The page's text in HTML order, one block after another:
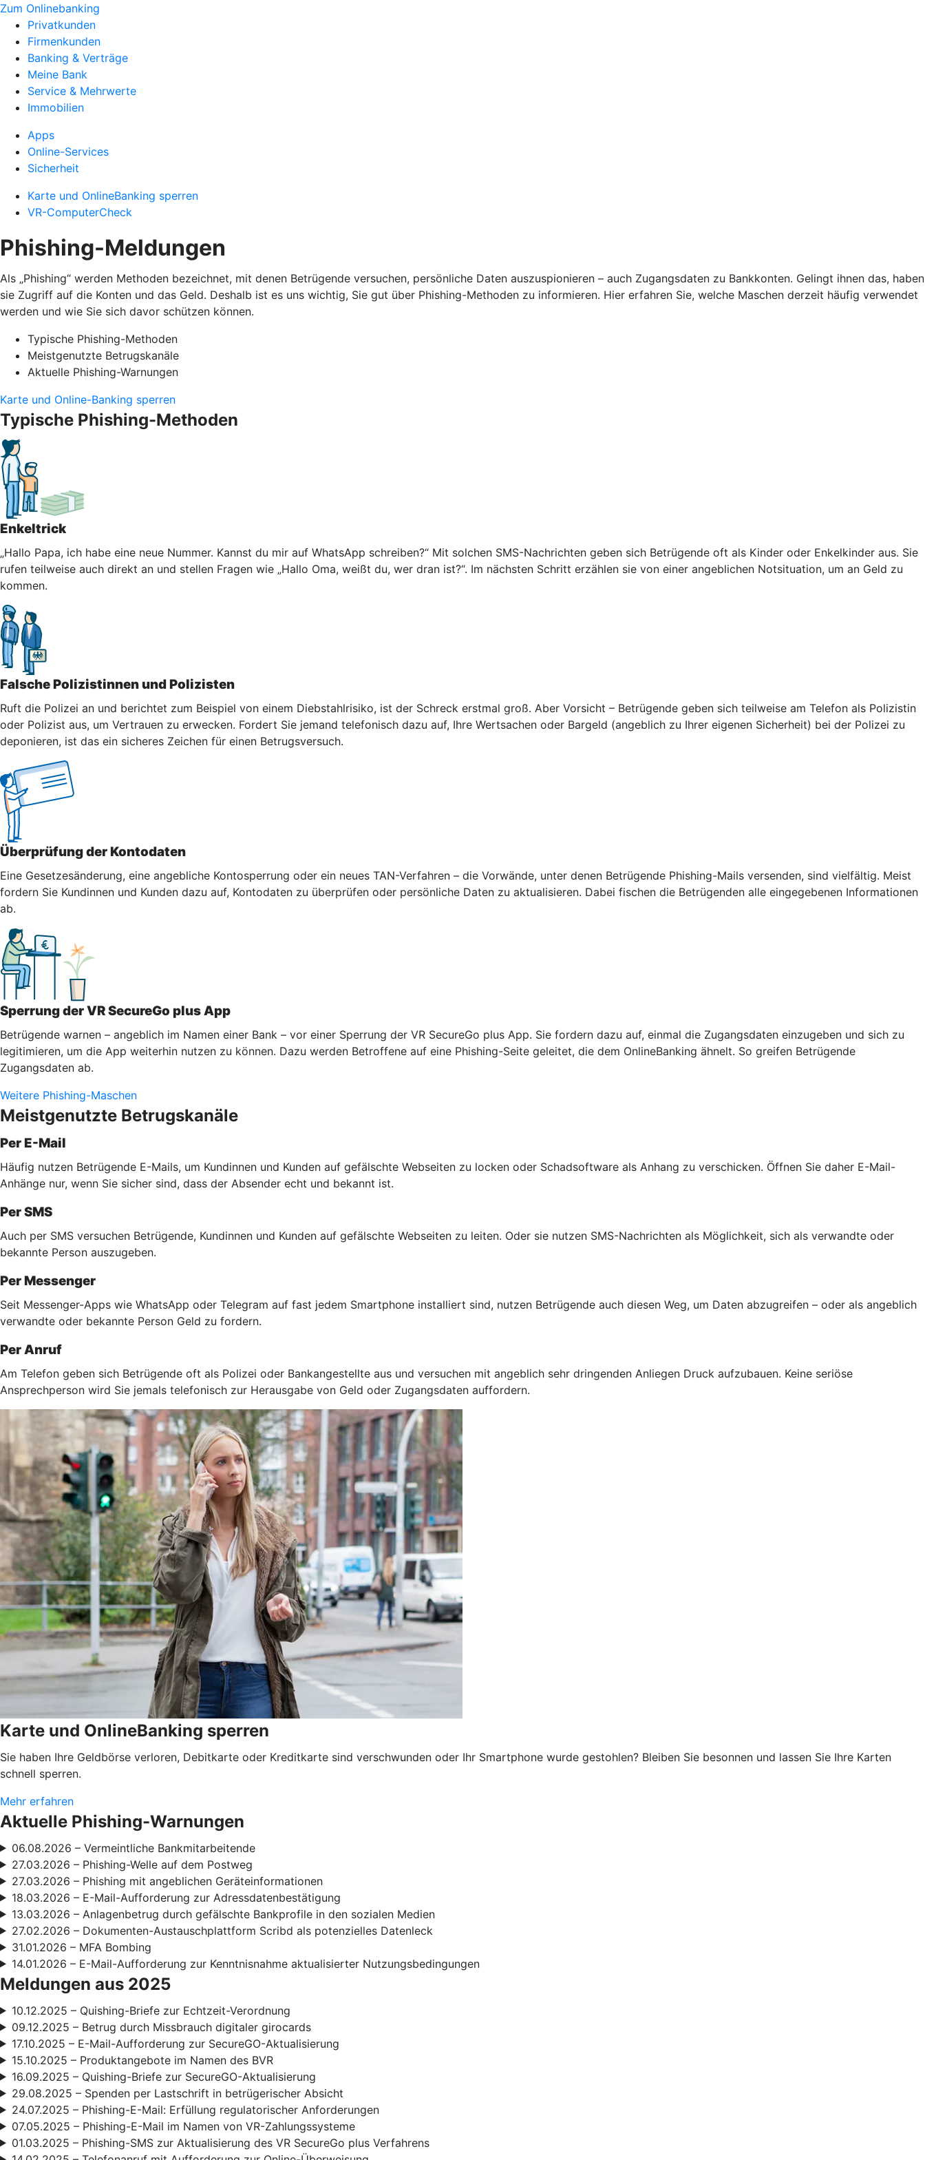
Zum Onlinebanking
Privatkunden
Firmenkunden
Banking & Verträge
Meine Bank
Service & Mehrwerte
Immobilien
Apps
Online-Services
Sicherheit
Karte und OnlineBanking sperren
VR-ComputerCheck
Phishing-Meldungen
Als „Phishing“ werden Methoden bezeichnet, mit denen Betrügende versuchen, persönliche Daten auszuspionieren – auch Zugangsdaten zu Bankkonten. Gelingt ihnen das, haben
sie Zugriff auf die Konten und das Geld. Deshalb ist es uns wichtig, Sie gut über Phishing-Methoden zu informieren. Hier erfahren Sie, welche Maschen derzeit häufig verwendet
werden und wie Sie sich davor schützen können.
Typische Phishing-Methoden
Meistgenutzte Betrugskanäle
Aktuelle Phishing-Warnungen
Karte und Online-Banking sperren
Typische Phishing-Methoden
Enkeltrick
„Hallo Papa, ich habe eine neue Nummer. Kannst du mir auf WhatsApp schreiben?“ Mit solchen SMS-Nachrichten geben sich Betrügende oft als Kinder oder Enkelkinder aus. Sie
rufen teilweise auch direkt an und stellen Fragen wie „Hallo Oma, weißt du, wer dran ist?“. Im nächsten Schritt erzählen sie von einer angeblichen Notsituation, um an Geld zu
kommen.
Falsche Polizistinnen und Polizisten
Ruft die Polizei an und berichtet zum Beispiel von einem Diebstahlrisiko, ist der Schreck erstmal groß. Aber Vorsicht – Betrügende geben sich teilweise am Telefon als Polizistin
oder Polizist aus, um Vertrauen zu erwecken. Fordert Sie jemand telefonisch dazu auf, Ihre Wertsachen oder Bargeld (angeblich zu Ihrer eigenen Sicherheit) bei der Polizei zu
deponieren, ist das ein sicheres Zeichen für einen Betrugsversuch.
Überprüfung der Kontodaten
Eine Gesetzesänderung, eine angebliche Kontosperrung oder ein neues TAN-Verfahren – die Vorwände, unter denen Betrügende Phishing-Mails versenden, sind vielfältig. Meist
fordern Sie Kundinnen und Kunden dazu auf, Kontodaten zu überprüfen oder persönliche Daten zu aktualisieren. Dabei fischen die Betrügenden alle eingegebenen Informationen
ab.
Sperrung der VR SecureGo plus App
Betrügende warnen – angeblich im Namen einer Bank – vor einer Sperrung der VR SecureGo plus App. Sie fordern dazu auf, einmal die Zugangsdaten einzugeben und sich zu
legitimieren, um die App weiterhin nutzen zu können. Dazu werden Betroffene auf eine Phishing-Seite geleitet, die dem OnlineBanking ähnelt. So greifen Betrügende
Zugangsdaten ab.
Weitere Phishing-Maschen
Meistgenutzte Betrugskanäle
Per E-Mail
Häufig nutzen Betrügende E-Mails, um Kundinnen und Kunden auf gefälschte Webseiten zu locken oder Schadsoftware als Anhang zu verschicken. Öffnen Sie daher E-Mail-
Anhänge nur, wenn Sie sicher sind, dass der Absender echt und bekannt ist.
Per SMS
Auch per SMS versuchen Betrügende, Kundinnen und Kunden auf gefälschte Webseiten zu leiten. Oder sie nutzen SMS-Nachrichten als Möglichkeit, sich als verwandte oder
bekannte Person auszugeben.
Per Messenger
Seit Messenger-Apps wie WhatsApp oder Telegram auf fast jedem Smartphone installiert sind, nutzen Betrügende auch diesen Weg, um Daten abzugreifen – oder als angeblich
verwandte oder bekannte Person Geld zu fordern.
Per Anruf
Am Telefon geben sich Betrügende oft als Polizei oder Bankangestellte aus und versuchen mit angeblich sehr dringenden Anliegen Druck aufzubauen. Keine seriöse
Ansprechperson wird Sie jemals telefonisch zur Herausgabe von Geld oder Zugangsdaten auffordern.
Karte und OnlineBanking sperren
Sie haben Ihre Geldbörse verloren, Debitkarte oder Kreditkarte sind verschwunden oder Ihr Smartphone wurde gestohlen? Bleiben Sie besonnen und lassen Sie Ihre Karten
schnell sperren.
Mehr erfahren
Aktuelle Phishing-Warnungen
06.08.2026 – Vermeintliche Bankmitarbeitende
27.03.2026 – Phishing-Welle auf dem Postweg
27.03.2026 – Phishing mit angeblichen Geräteinformationen
18.03.2026 – E-Mail-Aufforderung zur Adressdatenbestätigung
13.03.2026 – Anlagenbetrug durch gefälschte Bankprofile in den sozialen Medien
27.02.2026 – Dokumenten-Austauschplattform Scribd als potenzielles Datenleck
31.01.2026 – MFA Bombing
14.01.2026 – E-Mail-Aufforderung zur Kenntnisnahme aktualisierter Nutzungsbedingungen
Meldungen aus 2025
10.12.2025 – Quishing-Briefe zur Echtzeit-Verordnung
09.12.2025 – Betrug durch Missbrauch digitaler girocards
17.10.2025 – E-Mail-Aufforderung zur SecureGO-Aktualisierung
15.10.2025 – Produktangebote im Namen des BVR
16.09.2025 – Quishing-Briefe zur SecureGO-Aktualisierung
29.08.2025 – Spenden per Lastschrift in betrügerischer Absicht
24.07.2025 – Phishing-E-Mail: Erfüllung regulatorischer Anforderungen
07.05.2025 – Phishing-E-Mail im Namen von VR-Zahlungssysteme
01.03.2025 – Phishing-SMS zur Aktualisierung des VR SecureGo plus Verfahrens